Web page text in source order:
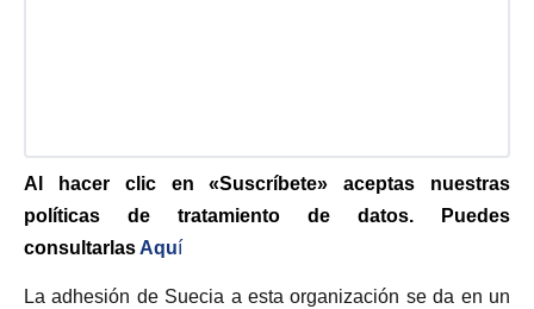
Al hacer clic en «Suscríbete» aceptas nuestras
políticas de tratamiento de datos. Puedes
consultarlas Aquí
La adhesión de Suecia a esta organización se da en un